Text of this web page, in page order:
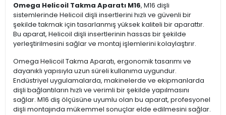
Omega Helicoil Takma Aparatı M16, M16 dişli
sistemlerinde Helicoil dişli insertlerini hızlı ve güvenli bir
şekilde takmak için tasarlanmış yüksek kaliteli bir aparattır.
Bu aparat, Helicoil dişli insertlerinin hassas bir şekilde
yerleştirilmesini sağlar ve montaj işlemlerini kolaylaştırır.
Omega Helicoil Takma Aparatı, ergonomik tasarımı ve
dayanıklı yapısıyla uzun süreli kullanıma uygundur.
Endüstriyel uygulamalarda, makinelerde ve ekipmanlarda
dişli bağlantıların hızlı ve verimli bir şekilde yapılmasını
sağlar. M16 diş ölçüsüne uyumlu olan bu aparat, profesyonel
dişli montajında mükemmel sonuçlar elde edilmesini sağlar.